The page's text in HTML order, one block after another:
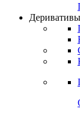
Деривативы